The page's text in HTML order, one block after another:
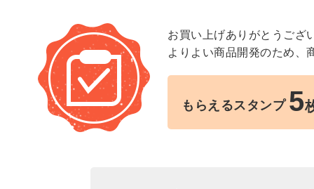
お買い上げありがとうござ
よりよい商品開発のため、
もらえるスタンプ 5